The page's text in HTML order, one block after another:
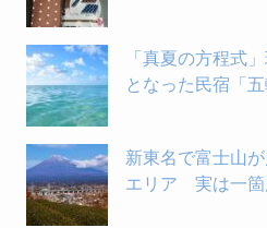
「真夏の方程式
となった民宿「五
新東名で富士山
エリア 実は一箇